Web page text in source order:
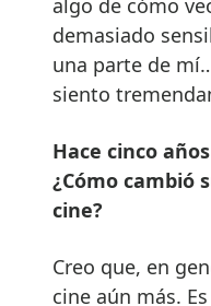
algo de cómo
demasiado
una parte de
siento
Hace cinco
¿Cómo cambió
cine?
Creo que, en
cine aún más.